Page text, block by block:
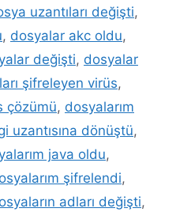
uzantıları değişti,
, dosyalar akc oldu,
değişti, dosyalar
şifreleyen virüs,
çözümü, dosyalarım
uzantısına dönüştü,
java oldu,
şifrelendi,
adları değişti,